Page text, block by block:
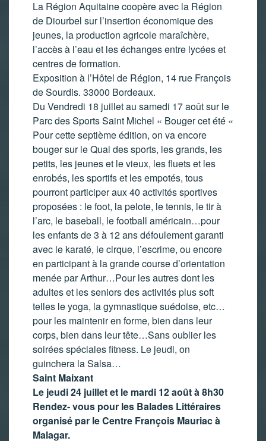
La Région Aquitaine coopère avec la Région
de Diourbel sur l’insertion économique des
jeunes, la production agricole maraîchère,
l’accès à l’eau et les échanges entre lycées et
centres de formation.
Exposition à l’Hôtel de Région, 14 rue François
de Sourdis. 33000 Bordeaux.
Du Vendredi 18 juillet au samedi 17 août sur le
Parc des Sports Saint Michel « Bouger cet été «
Pour cette septième édition, on va encore
bouger sur le Quai des sports, les grands, les
petits, les jeunes et le vieux, les fluets et les
enrobés, les sportifs et les empotés, tous
pourront participer aux 40 activités sportives
proposées : le foot, la pelote, le tennis, le tir à
l’arc, le baseball, le football américain…pour
les enfants de 3 à 12 ans défoulement garanti
avec le karaté, le cirque, l’escrime, ou encore
en participant à la grande course d’orientation
menée par Arthur…Pour les autres dont les
adultes et les seniors des activités plus soft
telles le yoga, la gymnastique suédoise, etc…
pour les maintenir en forme, bien dans leur
corps, bien dans leur tête…Sans oublier les
soirées spéciales fitness. Le jeudi, on
guinchera la Salsa…
Saint Maixant
Le jeudi 24 juillet et le mardi 12 août à 8h30
Rendez- vous pour les Balades Littéraires
organisé par le Centre François Mauriac à
Malagar.